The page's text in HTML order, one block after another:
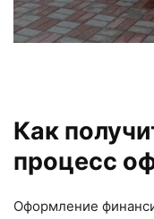
Как
процесс
Оформление